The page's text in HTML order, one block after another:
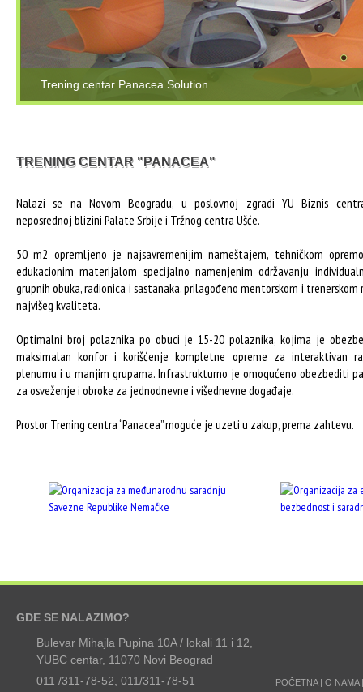
Trening centar Panacea Solution
Trening centar Panacea Solution
TRENING CENTAR "PANACEA"
Nalazi se na Novom Beogradu, u poslovnoj zgradi YU Biznis
neposrednoj blizini Palate Srbije i Tržnog centra Ušće.
50 m2 opremljeno je najsavremenijim nameštajem, tehničkom
edukacionim materijalom specijalno namenjenim održavanju
grupnih obuka, radionica i sastanaka, prilagođeno mentorskom i trenerskom
najvišeg kvaliteta.
Optimalni broj polaznika po obuci je 15-20 polaznika, kojima je
maksimalan konfor i korišćenje kompletne opreme za interaktivan
plenumu i u manjim grupama. Infrastrukturno je omogućeno obezbediti
za osveženje i obroke za jednodnevne i višednevne događaje.
Prostor Trening centra “Panacea” moguće je uzeti u zakup, prema zahtevu.
GDE SE NALAZIMO?
Bulevar Mihajla Pupina 10A / lokali 11 i 12,
YUBC centar, 11070 Novi Beograd
011 /311-78-52, 011/311-78-51
POČETNA| O NAMA